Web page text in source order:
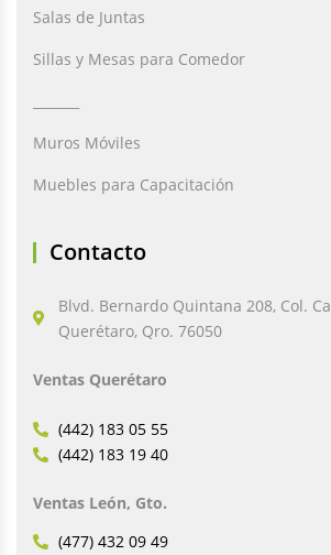
Salas de Juntas
Sillas y Mesas para Comedor
Muros Móviles
Muebles para Capacitación
Contacto
Blvd. Bernardo Quintana 208, Col.
Querétaro, Qro. 76050
Ventas Querétaro
(442) 183 05 55
(442) 183 19 40
Ventas León, Gto.
(477) 432 09 49